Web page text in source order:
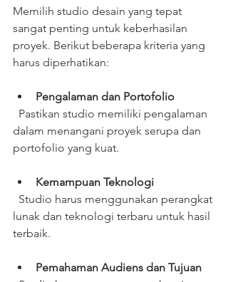
Memilih studio desain yang tepat
sangat penting untuk keberhasilan
proyek. Berikut beberapa kriteria yang
harus diperhatikan:
Pengalaman dan Portofolio
dalam menangani proyek serupa dan
portofolio yang kuat.
Kemampuan Teknologi
lunak dan teknologi terbaru untuk hasil
terbaik.
Pemahaman Audiens dan Tujuan